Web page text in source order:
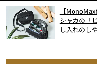
【
シャカの「
し入れのし